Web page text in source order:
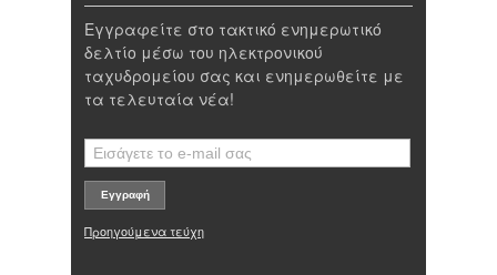
Εγγραφείτε στο τακτικό ενημερωτικό
δελτίο μέσω του ηλεκτρονικού
ταχυδρομείου σας και ενημερωθείτε με
τα τελευταία νέα!
Προηγούμενα τεύχη